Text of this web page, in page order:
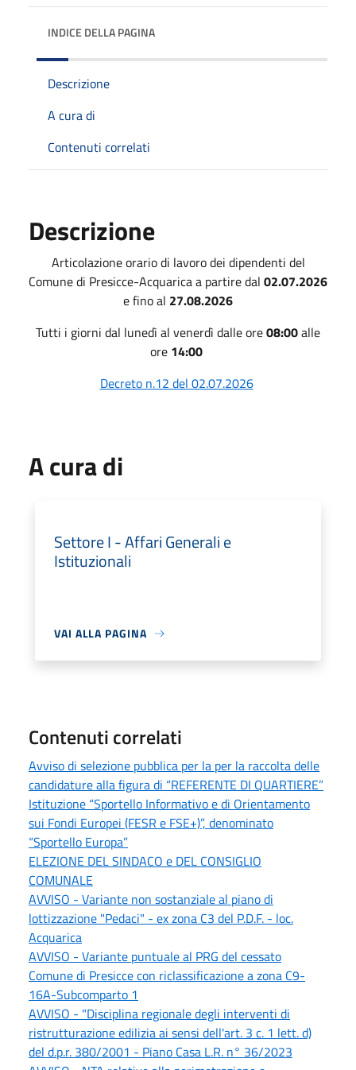
INDICE DELLA PAGINA
Descrizione
A cura di
Contenuti correlati
Descrizione
Articolazione orario di lavoro dei dipendenti del
Comune di Presicce-Acquarica a partire dal 02.07.2026
e fino al 27.08.2026
Tutti i giorni dal lunedì al venerdì dalle ore08:00alle
ore 14:00
Decreto n.12 del 02.07.2026
A cura di
Settore I - Affari Generali e
Istituzionali
VAI ALLA PAGINA
Contenuti correlati
Avviso di selezione pubblica per la per la raccolta delle
candidature alla figura di “REFERENTE DI QUARTIERE”
Istituzione “Sportello Informativo e di Orientamento
sui Fondi Europei (FESR e FSE+)”, denominato
“Sportello Europa”
ELEZIONE DEL SINDACO e DEL CONSIGLIO
COMUNALE
AVVISO - Variante non sostanziale al piano di
lottizzazione "Pedaci" - ex zona C3 del P.D.F. - loc.
Acquarica
AVVISO - Variante puntuale al PRG del cessato
Comune di Presicce con riclassificazione a zona C9-
16A-Subcomparto 1
AVVISO - "Disciplina regionale degli interventi di
ristrutturazione edilizia ai sensi dell'art. 3 c. 1 lett. d)
del d.p.r. 380/2001 - Piano Casa L.R. n° 36/2023